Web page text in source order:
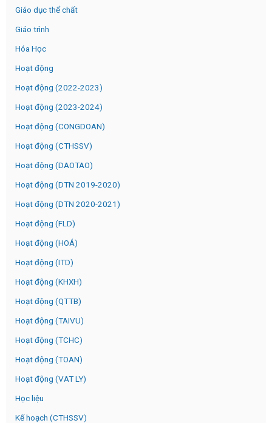
Giáo dục thể chất
Giáo trình
Hóa Học
Hoạt động
Hoạt động (2022-2023)
Hoạt động (2023-2024)
Hoạt động (CONGDOAN)
Hoạt động (CTHSSV)
Hoạt động (DAOTAO)
Hoạt động (DTN 2019-2020)
Hoạt động (DTN 2020-2021)
Hoạt động (FLD)
Hoạt động (HOÁ)
Hoạt động (ITD)
Hoạt động (KHXH)
Hoạt động (QTTB)
Hoạt động (TAIVU)
Hoạt động (TCHC)
Hoạt động (TOAN)
Hoạt động (VAT LY)
Học liệu
Kế hoạch (CTHSSV)